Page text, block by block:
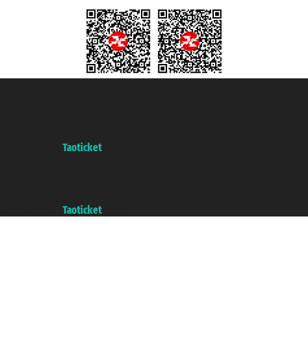
Taoticket
Taoticket